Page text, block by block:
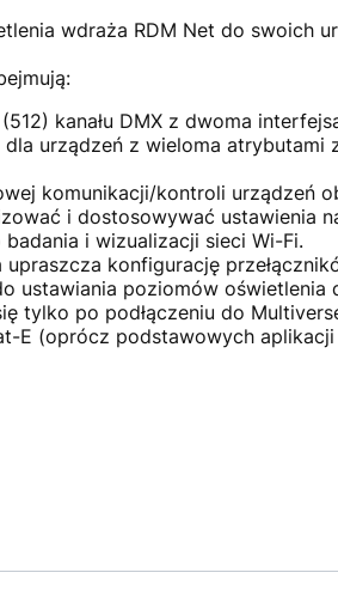
wdraża RDM Net do swoich
kanału DMX z dwoma
urządzeń z wieloma atrybutami
komunikacji/kontroli urządzeń
i dostosowywać ustawienia
i wizualizacji sieci Wi-Fi.
konfigurację
ustawiania poziomów oświetlenia
tylko po podłączeniu do
E (oprócz podstawowych